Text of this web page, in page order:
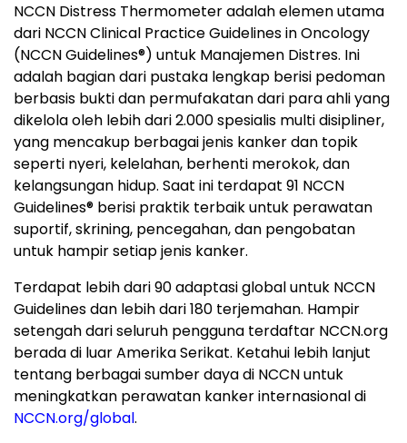
NCCN Distress Thermometer adalah elemen utama
dari NCCN Clinical Practice Guidelines in Oncology
(NCCN Guidelines®) untuk Manajemen Distres. Ini
adalah bagian dari pustaka lengkap berisi pedoman
berbasis bukti dan permufakatan dari para ahli yang
dikelola oleh lebih dari 2.000 spesialis multi disipliner,
yang mencakup berbagai jenis kanker dan topik
seperti nyeri, kelelahan, berhenti merokok, dan
kelangsungan hidup. Saat ini terdapat 91 NCCN
Guidelines® berisi praktik terbaik untuk perawatan
suportif, skrining, pencegahan, dan pengobatan
untuk hampir setiap jenis kanker.
Terdapat lebih dari 90 adaptasi global untuk NCCN
Guidelines dan lebih dari 180 terjemahan. Hampir
setengah dari seluruh pengguna terdaftar NCCN.org
berada di luar Amerika Serikat. Ketahui lebih lanjut
tentang berbagai sumber daya di NCCN untuk
meningkatkan perawatan kanker internasional di
NCCN.org/global.